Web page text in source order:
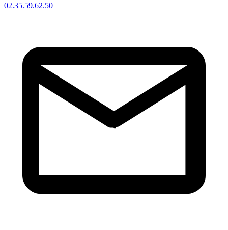
02.35.59.62.50